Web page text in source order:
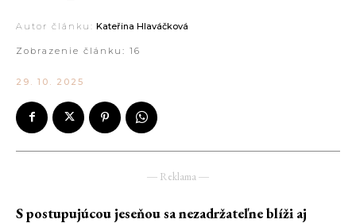
Autor článku: Kateřina Hlaváčková
Zobrazenie článku: 16
29. 10. 2025
― Reklama ―
S postupujúcou jeseňou sa nezadržateľne blíži aj